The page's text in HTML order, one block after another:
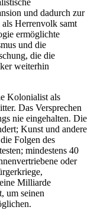
und dadurch zur
Herrenvolk samt
ermöglichte
und die
die die
weiterhin
Kolonialist als
Das Versprechen
nie eingehalten. Die
Kunst und andere
Folgen des
mindestens 40
oder
Milliarde
um seinen